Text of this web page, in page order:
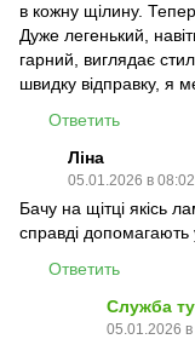
в кожну щілину.
Дуже легенький,
гарний, виглядає
швидку відправку, я
Ответить
Ліна
05.01.2026 в 08:02
Бачу на щітці якісь
справді допомагають
Ответить
Служба
05.01.2026